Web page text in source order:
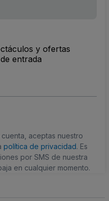
y ofertas
entrada
aceptas nuestro
política de privacidad. Es
por SMS de nuestra
en cualquier momento.